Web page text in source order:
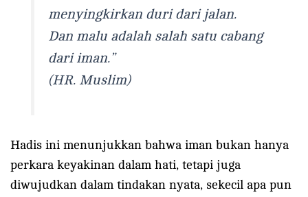
menyingkirkan duri dari jalan.
Dan malu adalah salah satu cabang
dari iman.”
(HR. Muslim)
Hadis ini menunjukkan bahwa iman bukan hanya
perkara keyakinan dalam hati, tetapi juga
diwujudkan dalam tindakan nyata, sekecil apa pun